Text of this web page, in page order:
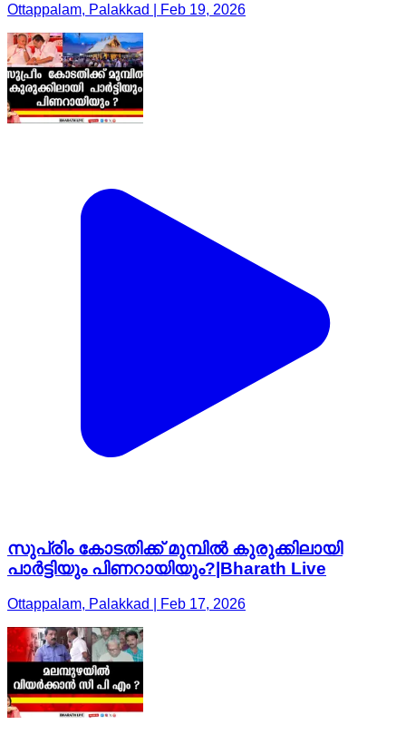
Ottappalam, Palakkad | Feb 19, 2026
സുപ്രിം കോടതിക്ക് മുമ്പിൽ കുരുക്കിലായി
പാർട്ടിയും പിണറായിയും?|Bharath Live
Ottappalam, Palakkad | Feb 17, 2026